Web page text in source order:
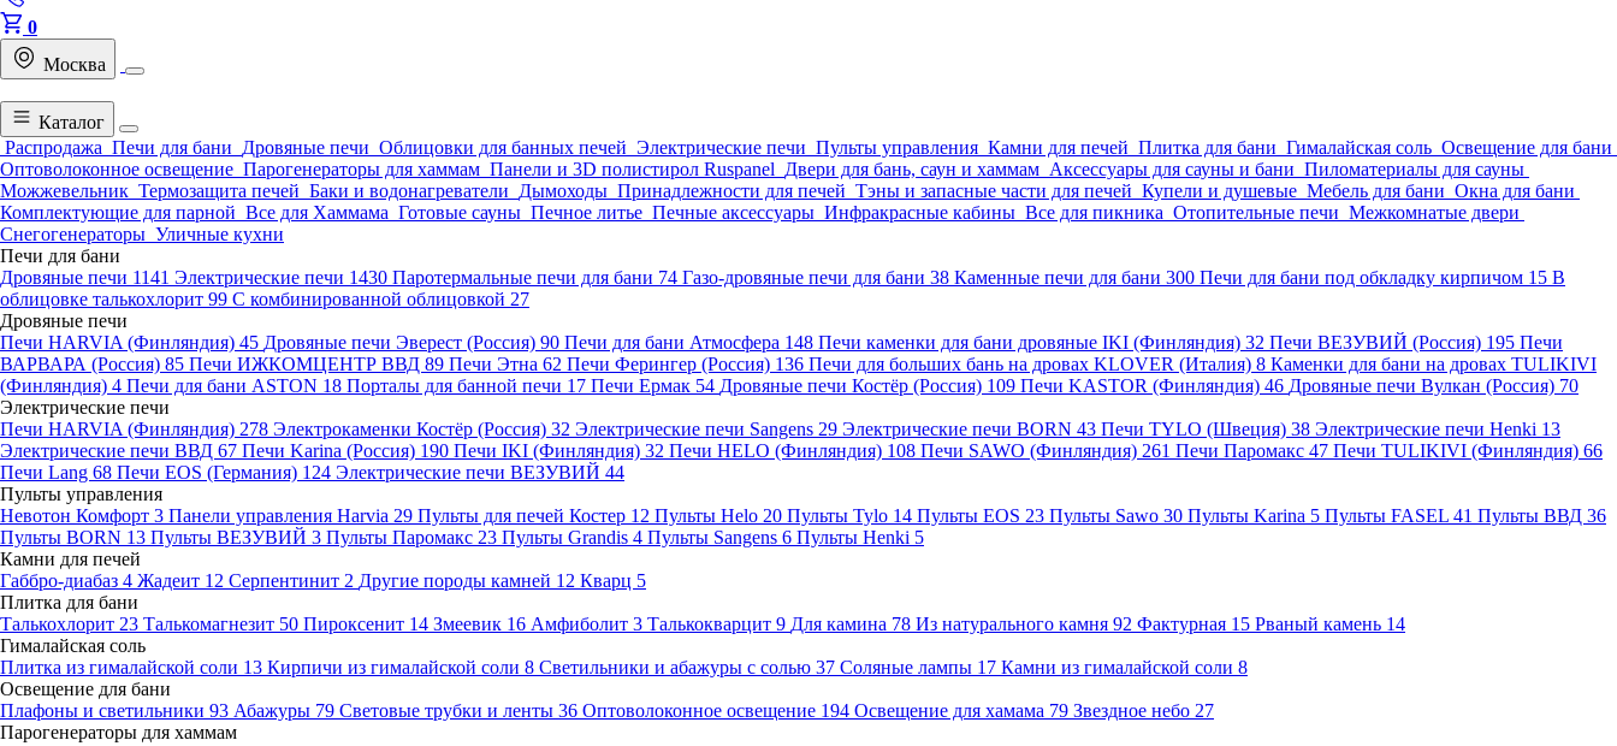
0
Москва
Каталог
Распродажа Печи для бани Дровяные печи Облицовки для банных печей Электрические печи Пульты управления Камни для печей Плитка для бани Гималайская соль Освещение для бани
Оптоволоконное освещение Парогенераторы для хаммам Панели и 3D полистирол Ruspanel Двери для бань, саун и хаммам Аксессуары для сауны и бани Пиломатериалы для сауны
Можжевельник Термозащита печей Баки и водонагреватели Дымоходы Принадлежности для печей Тэны и запасные части для печей Купели и душевые Мебель для бани Окна для бани
Комплектующие для парной Все для Хаммама Готовые сауны Печное литье Печные аксессуары Инфракрасные кабины Все для пикника Отопительные печи Межкомнатые двери
Снегогенераторы Уличные кухни
Печи для бани
Дровяные печи 1141 Электрические печи 1430 Паротермальные печи для бани 74 Газо-дровяные печи для бани 38 Каменные печи для бани 300 Печи для бани под обкладку кирпичом 15 В
облицовке талькохлорит 99 С комбинированной облицовкой 27
Дровяные печи
Печи HARVIA (Финляндия) 45 Дровяные печи Эверест (Россия) 90 Печи для бани Атмосфера 148 Печи каменки для бани дровяные IKI (Финляндия) 32 Печи ВЕЗУВИЙ (Россия) 195 Печи
ВАРВАРА (Россия) 85 Печи ИЖКОМЦЕНТР ВВД 89 Печи Этна 62 Печи Ферингер (Россия) 136 Печи для больших бань на дровах KLOVER (Италия) 8 Каменки для бани на дровах TULIKIVI
(Финляндия) 4 Печи для бани ASTON 18 Порталы для банной печи 17 Печи Ермак 54 Дровяные печи Костёр (Россия) 109 Печи KASTOR (Финляндия) 46 Дровяные печи Вулкан (Россия) 70
Электрические печи
Печи HARVIA (Финляндия) 278 Электрокаменки Костёр (Россия) 32 Электрические печи Sangens 29 Электрические печи BORN 43 Печи TYLO (Швеция) 38 Электрические печи Henki 13
Электрические печи ВВД 67 Печи Karina (Россия) 190 Печи IKI (Финляндия) 32 Печи HELO (Финляндия) 108 Печи SAWO (Финляндия) 261 Печи Паромакс 47 Печи TULIKIVI (Финляндия) 66
Печи Lang 68 Печи EOS (Германия) 124 Электрические печи ВЕЗУВИЙ 44
Пульты управления
Невотон Комфорт 3 Панели управления Harvia 29 Пульты для печей Костер 12 Пульты Helo 20 Пульты Tylo 14 Пульты EOS 23 Пульты Sawo 30 Пульты Karina 5 Пульты FASEL 41 Пульты ВВД 36
Пульты BORN 13 Пульты ВЕЗУВИЙ 3 Пульты Паромакс 23 Пульты Grandis 4 Пульты Sangens 6 Пульты Henki 5
Камни для печей
Габбро-диабаз 4 Жадеит 12 Серпентинит 2 Другие породы камней 12 Кварц 5
Плитка для бани
Талькохлорит 23 Талькомагнезит 50 Пироксенит 14 Змеевик 16 Амфиболит 3 Талькокварцит 9 Для камина 78 Из натурального камня 92 Фактурная 15 Рваный камень 14
Гималайская соль
Плитка из гималайской соли 13 Кирпичи из гималайской соли 8 Светильники и абажуры с солью 37 Соляные лампы 17 Камни из гималайской соли 8
Освещение для бани
Плафоны и светильники 93 Абажуры 79 Световые трубки и ленты 36 Оптоволоконное освещение 194 Освещение для хамама 79 Звездное небо 27
Парогенераторы для хаммам